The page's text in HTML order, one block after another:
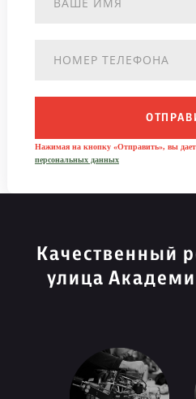
Нажимая на кнопку «Отправить», вы
персональных данных
Качественный
улица